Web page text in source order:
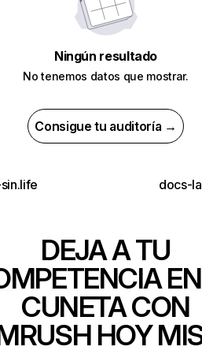
Ningún resultado
No tenemos datos que mostrar.
Consigue tu auditoría →
docs-
DEJA A TU
CUNETA CON
HOY